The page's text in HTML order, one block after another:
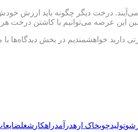
درخت دیگر چگونه باید ارزش خودش
این عرصه می‌توانیم با کاشتن درخت
دارید خواهشمندیم در بخش دیدگاه‌ها با
تولیدچوبخاک ارهدرآمدراهکار شغل